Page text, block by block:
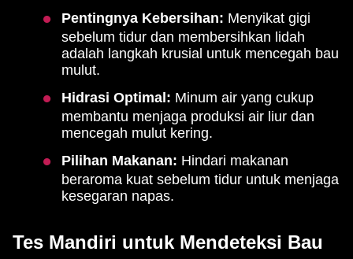
Pentingnya Kebersihan: Menyikat gigi
sebelum tidur dan membersihkan lidah
adalah langkah krusial untuk mencegah bau
mulut.
Hidrasi Optimal: Minum air yang cukup
membantu menjaga produksi air liur dan
mencegah mulut kering.
Pilihan Makanan: Hindari makanan
beraroma kuat sebelum tidur untuk menjaga
kesegaran napas.
Tes Mandiri untuk Mendeteksi Bau